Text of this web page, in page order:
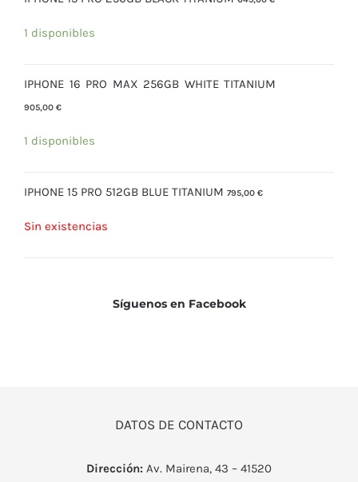
1 disponibles
IPHONE 16 PRO MAX 256GB WHITE TITANIUM
905,00 €
1 disponibles
IPHONE 15 PRO 512GB BLUE TITANIUM 795,00 €
Sin existencias
Síguenos en Facebook
DATOS DE CONTACTO
Dirección: Av. Mairena, 43 – 41520